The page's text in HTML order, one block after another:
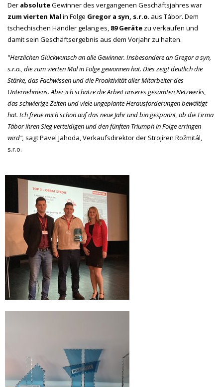
Der absoluteGewinner des vergangenen Geschäftsjahres war
zum vierten Mal in Folge Gregor a syn, s.r.o. aus Tábor. Dem
tschechischen Händler gelang es, 89 Geräte zu verkaufen und
damit sein Geschäftsergebnis aus dem Vorjahr zu halten.
"Herzlichen Glückwunsch an alle Gewinner. Insbesondere an Gregor a syn,
s.r.o., die zum vierten Mal in Folge gewonnen hat. Dies zeigt deutlich die
Stärke, das Fachwissen und die Proaktivität aller Mitarbeiter des
Unternehmens. Aber ich schätze die Arbeit unseres gesamten Netzwerks,
das schwierige Zeiten und viele ungeplante Herausforderungen bewältigt
hat. Ich freue mich schon auf das neue Jahr und bin gespannt, ob die Firma
Tábor ihren Sieg verteidigen und den fünften Triumph in Folge erringen
wird", sagt Pavel Jahoda, Verkaufsdirektor der Strojíren Rožmitál,
s.r.o.